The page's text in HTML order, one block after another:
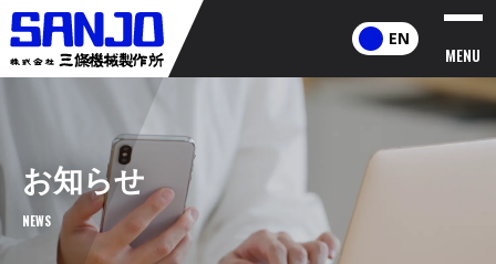
EN
MENU
お知らせ
NEWS